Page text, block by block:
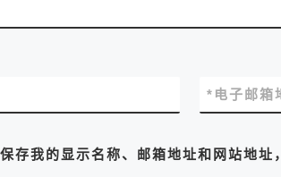
电子邮箱
*
存我的显示名称、邮箱地址和网站地址